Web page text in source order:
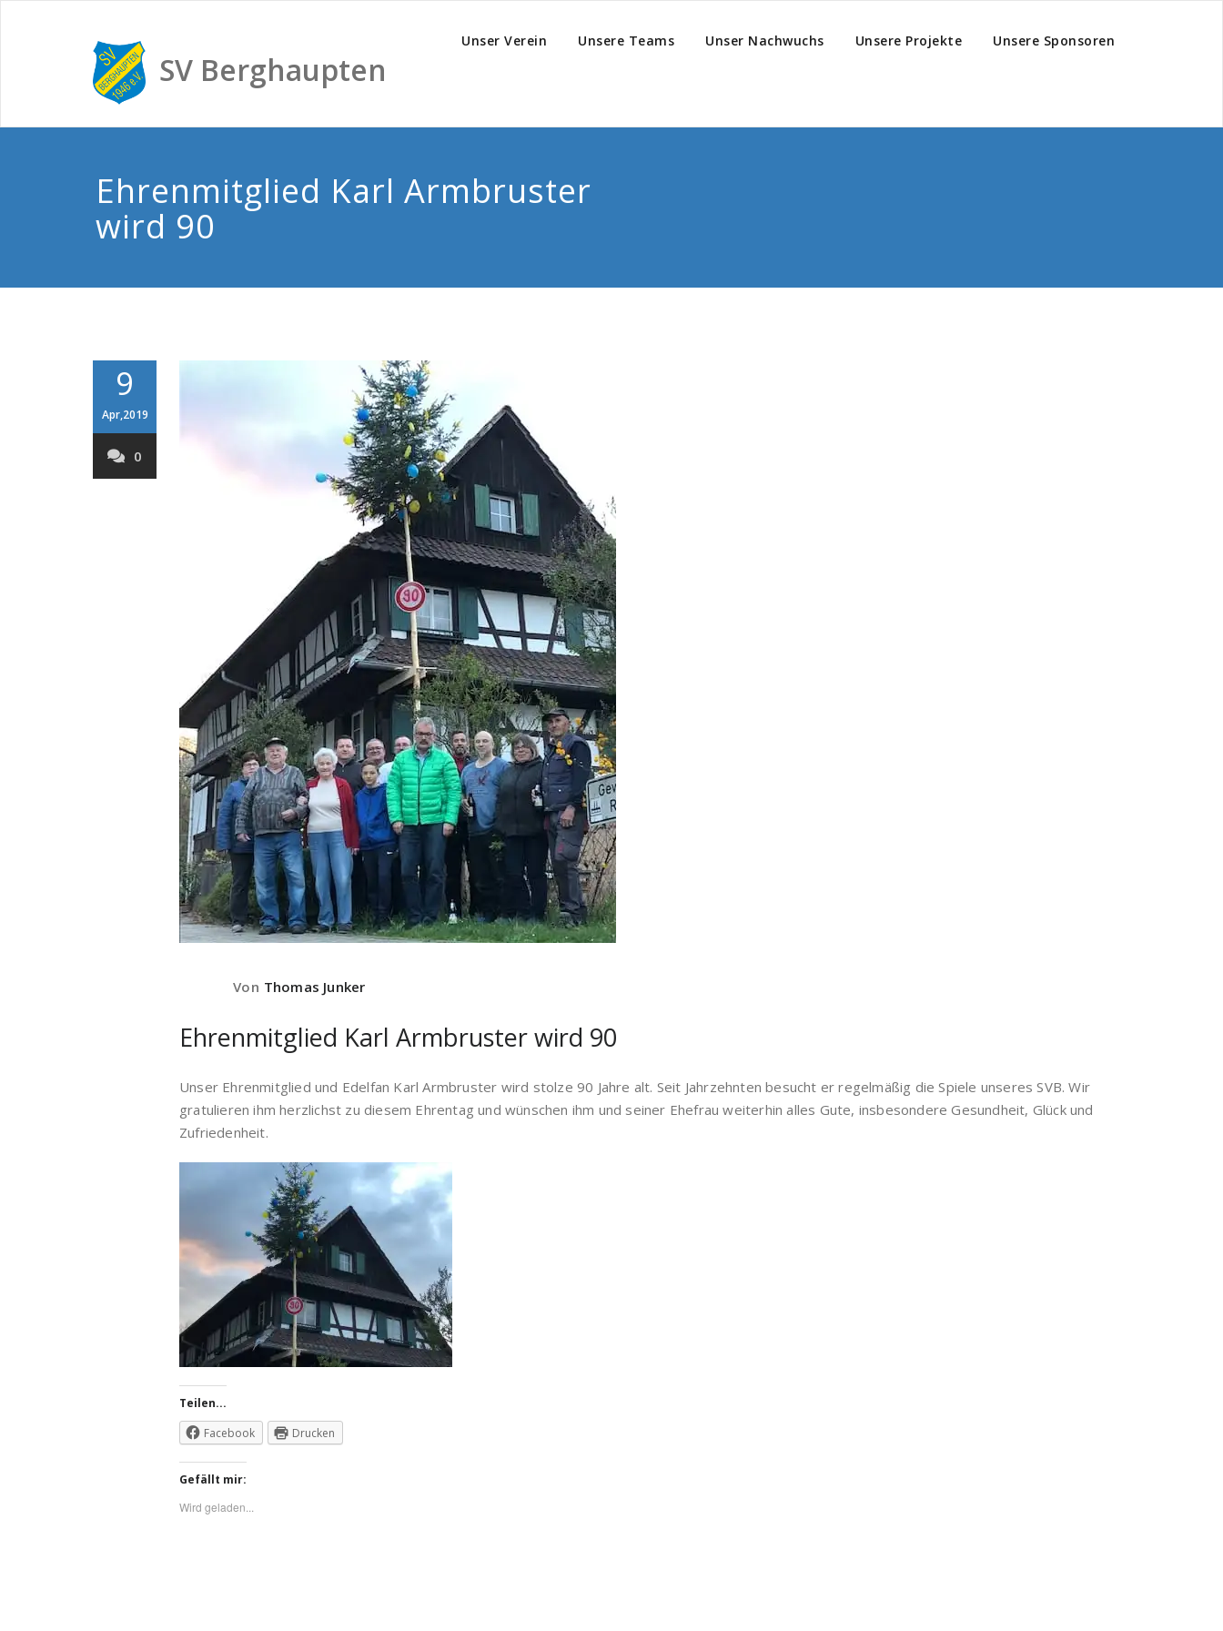
SV Berghaupten
Unser Verein Unsere Teams Unser Nachwuchs Unsere Projekte Unsere Sponsoren
Ehrenmitglied Karl Armbruster
wird 90
9
Apr,2019
0
Von Thomas Junker
Ehrenmitglied Karl Armbruster wird 90
Unser Ehrenmitglied und Edelfan Karl Armbruster wird stolze 90 Jahre alt. Seit Jahrzehnten besucht er regelmäßig die Spiele unseres SVB. Wir
gratulieren ihm herzlichst zu diesem Ehrentag und wünschen ihm und seiner Ehefrau weiterhin alles Gute, insbesondere Gesundheit, Glück und
Zufriedenheit.
Teilen...
Facebook
Drucken
Gefällt mir:
Wird geladen...